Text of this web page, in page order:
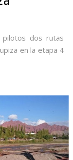
pilotos dos rutas
en la etapa 4